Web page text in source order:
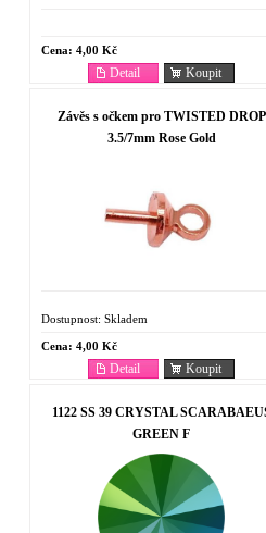
Cena: 4,00 Kč
Koupit
Detail
Závěs s očkem pro TWISTED DROP
3.5/7mm Rose Gold
Dostupnost: Skladem
Cena: 4,00 Kč
Koupit
Detail
1122 SS 39 CRYSTAL
GREEN F